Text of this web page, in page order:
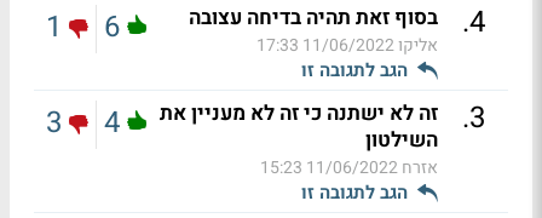
4
. בסוף זאת תהיה בדיחה עצובה
אליקו11/06/2022 17:33
הגב לתגובה זו
6
1
3
.
זה לא ישתנה כי זה לא מעניין את
השילטון
אזרח11/06/2022 15:23
הגב לתגובה זו
4
3